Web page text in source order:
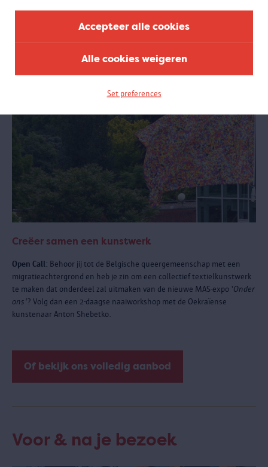
Accepteer alle cookies
Alle cookies weigeren
Set preferences
Creëer samen een kunstwerk
Open Call: Behoor jij tot de Belgische queergemeenschap met een
migratieachtergrond en heb je zin om een collectief textielkunstwerk
te maken dat onderdeel zal uitmaken van de nieuwe MAS-expo 'Onder
ons'? Volg dan een 2-daagse naaiworkshop met de Oekraïense
kunstenaar Anton Shebetko.
Of bekijk ons volledig aanbod
Voor & na je bezoek